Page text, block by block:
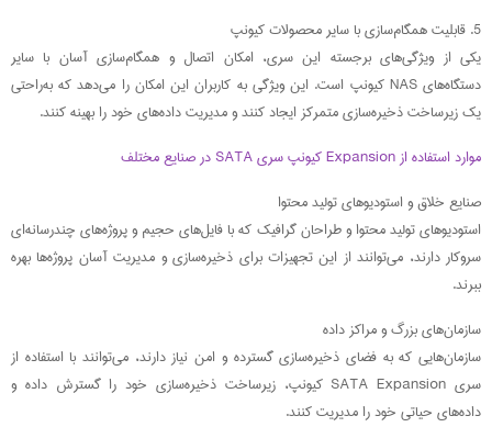
5. قابلیت همگام‌سازی با سایر محصولات کیونپ
یکی از ویژگی‌های برجسته این سری، امکان اتصال و همگام‌سازی آسان با سایر
دستگاه‌های NAS کیونپ است. این ویژگی به کاربران این امکان را می‌دهد که به‌راحتی
یک زیرساخت ذخیره‌سازی متمرکز ایجاد کنند و مدیریت داده‌های خود را بهینه کنند.
موارد استفاده از Expansion کیونپ سری SATA در صنایع مختلف
صنایع خلاق و استودیوهای تولید محتوا
استودیوهای تولید محتوا و طراحان گرافیک که با فایل‌های حجیم و پروژه‌های چندرسانه‌ای
سروکار دارند، می‌توانند از این تجهیزات برای ذخیره‌سازی و مدیریت آسان پروژه‌ها بهره
ببرند.
سازمان‌های بزرگ و مراکز داده
سازمان‌هایی که به فضای ذخیره‌سازی گسترده و امن نیاز دارند، می‌توانند با استفاده از
سری SATA Expansion کیونپ، زیرساخت ذخیره‌سازی خود را گسترش داده و
داده‌های حیاتی خود را مدیریت کنند.